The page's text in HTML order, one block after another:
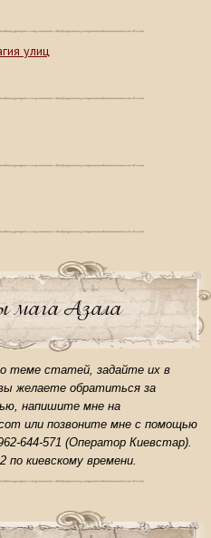
улиц
Азала
теме статей, задайте их в
желаете обратиться за
напишите мне на
или позвоните мне с помощью
644-571 (Оператор Киевстар).
киевскому времени.